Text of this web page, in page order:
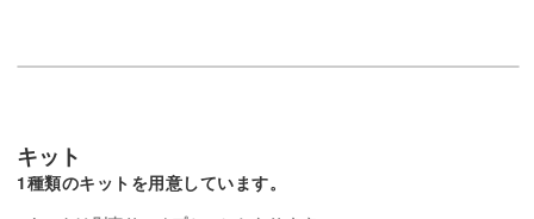
キット
1種類のキットを用意しています。